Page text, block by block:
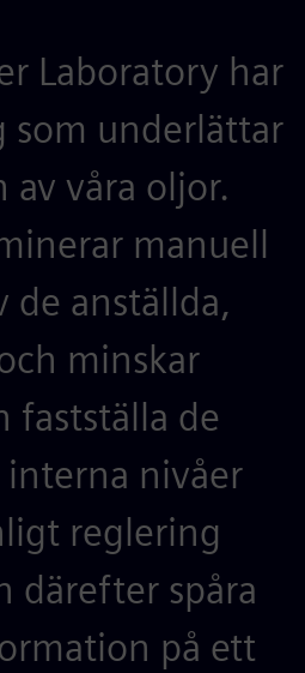
Laboratory har
som underlättar
av våra oljor.
manuell
de anställda,
minskar
fastställa de
nivåer
reglering
därefter spåra
på ett